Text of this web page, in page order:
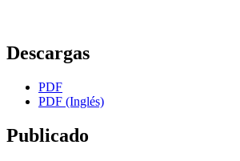
Descargas
PDF
PDF (Inglés)
Publicado